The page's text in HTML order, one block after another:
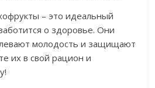
– это идеальный
о здоровье. Они
молодость и защищают
их в свой рацион и